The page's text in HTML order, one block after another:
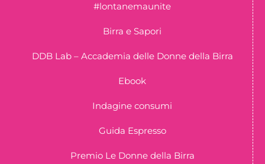
#lontanemaunite
Birra e Sapori
DDB Lab – Accademia delle Donne della Birra
Ebook
Indagine consumi
Guida Espresso
Premio Le Donne della Birra